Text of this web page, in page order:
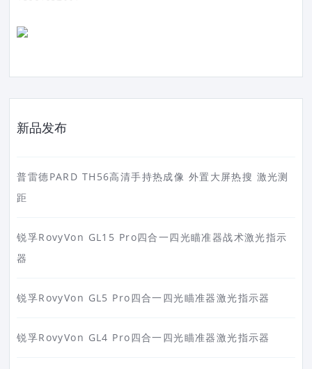
新品发布
普雷德PARD TH56高清手持热成像 外置大屏热搜 激光测
距
锐孚RovyVon GL15 Pro四合一四光瞄准器战术激光指示
器
锐孚RovyVon GL5 Pro四合一四光瞄准器激光指示器
锐孚RovyVon GL4 Pro四合一四光瞄准器激光指示器